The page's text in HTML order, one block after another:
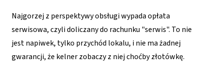
Najgorzej z perspektywy obsługi wypada opłata
serwisowa, czyli doliczany do rachunku "serwis". To nie
jest napiwek, tylko przychód lokalu, i nie ma żadnej
gwarancji, że kelner zobaczy z niej choćby złotówkę.